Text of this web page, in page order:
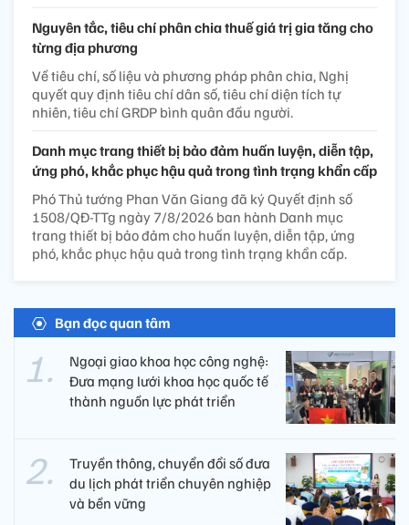
Nguyên tắc, tiêu chí phân chia thuế giá trị gia tăng cho
từng địa phương
Về tiêu chí, số liệu và phương pháp phân chia, Nghị
quyết quy định tiêu chí dân số, tiêu chí diện tích tự
nhiên, tiêu chí GRDP bình quân đầu người.
Danh mục trang thiết bị bảo đảm huấn luyện, diễn tập,
ứng phó, khắc phục hậu quả trong tình trạng khẩn cấp
Phó Thủ tướng Phan Văn Giang đã ký Quyết định số
1508/QĐ-TTg ngày 7/8/2026 ban hành Danh mục
trang thiết bị bảo đảm cho huấn luyện, diễn tập, ứng
phó, khắc phục hậu quả trong tình trạng khẩn cấp.
Bạn đọc quan tâm
Ngoại giao khoa học công nghệ:
Đưa mạng lưới khoa học quốc tế
thành nguồn lực phát triển
Truyền thông, chuyển đổi số đưa
du lịch phát triển chuyên nghiệp
và bền vững